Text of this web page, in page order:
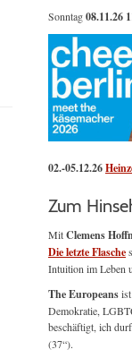
Sonntag08.11.26
02.-05.12.26
Zum
MitClemens
Die letzte Flasche
Intuition im Leben
The Europeans
Demokratie,
beschäftigt, ich
(37“).